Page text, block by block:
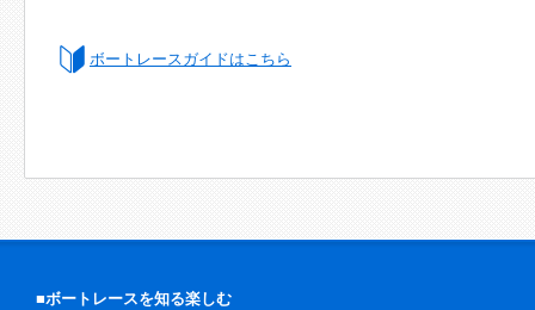
ボートレースガイドはこちら
■ボートレースを知る楽しむ